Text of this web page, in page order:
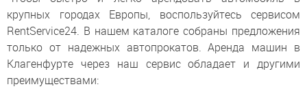
крупных городах Европы, воспользуйтесь сервисом
RentService24. В нашем каталоге собраны предложения
только от надежных автопрокатов. Аренда машин в
Клагенфурте через наш сервис обладает и другими
преимуществами: